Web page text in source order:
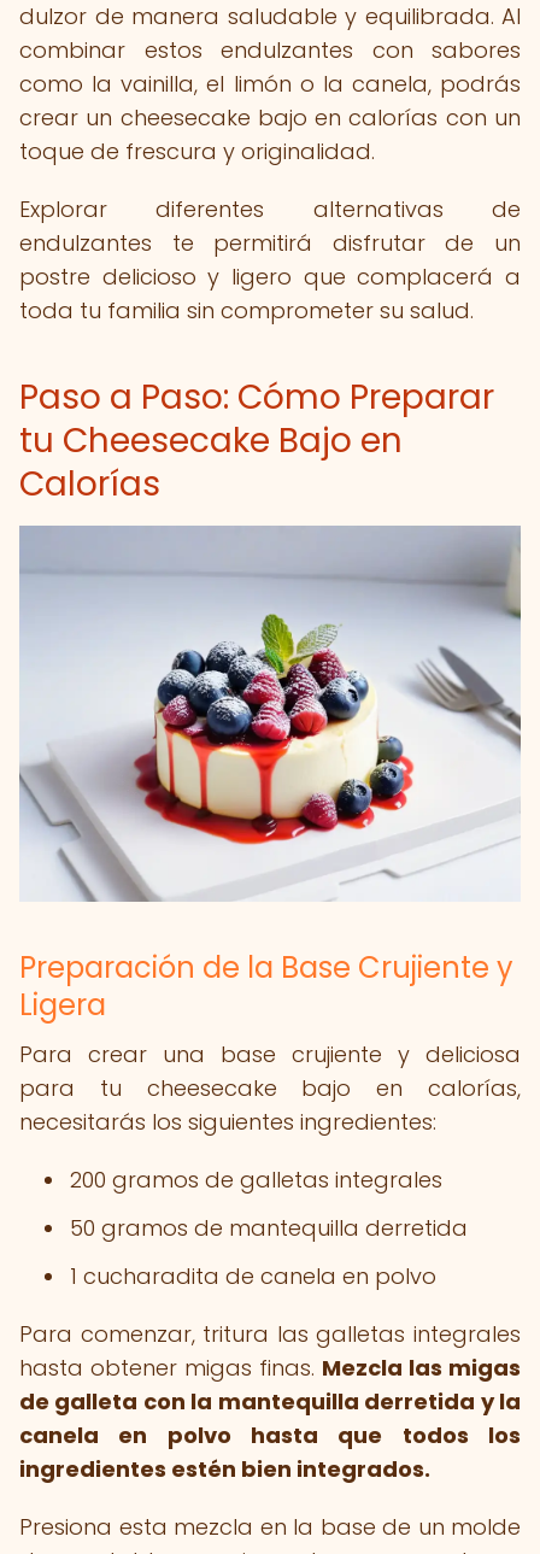
dulzor de manera saludable y equilibrada. Al
combinar estos endulzantes con sabores
como la vainilla, el limón o la canela, podrás
crear un cheesecake bajo en calorías con un
toque de frescura y originalidad.
Explorar diferentes alternativas de
endulzantes te permitirá disfrutar de un
postre delicioso y ligero que complacerá a
toda tu familia sin comprometer su salud.
Paso a Paso: Cómo Preparar
tu Cheesecake Bajo en
Calorías
Preparación de la Base Crujiente y
Ligera
Para crear una base crujiente y deliciosa
para tu cheesecake bajo en calorías,
necesitarás los siguientes ingredientes:
200 gramos de galletas integrales
50 gramos de mantequilla derretida
1 cucharadita de canela en polvo
Para comenzar, tritura las galletas integrales
hasta obtener migas finas. Mezcla las migas
de galleta con la mantequilla derretida y la
canela en polvo hasta que todos los
ingredientes estén bien integrados.
Presiona esta mezcla en la base de un molde